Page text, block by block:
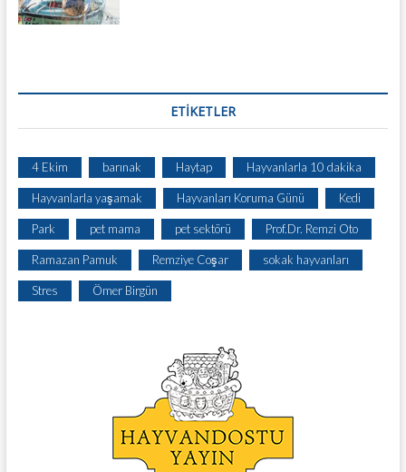
ETIKETLER
4 Ekim barınak Haytap Hayvanlarla 10 dakika
Hayvanlarla yaşamak Hayvanları Koruma Günü Kedi
Park pet mama pet sektörü Prof.Dr. Remzi Oto
Ramazan Pamuk Remziye Coşar sokak hayvanları
Stres Ömer Birgün